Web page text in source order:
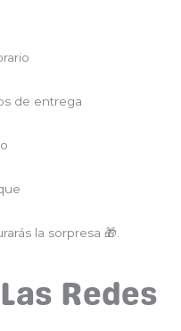
de entrega
la sorpresa 🎁.
Redes